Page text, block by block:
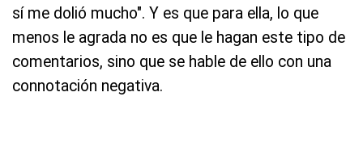
sí me dolió mucho". Y es que para ella, lo que
menos le agrada no es que le hagan este tipo de
comentarios, sino que se hable de ello con una
connotación negativa.